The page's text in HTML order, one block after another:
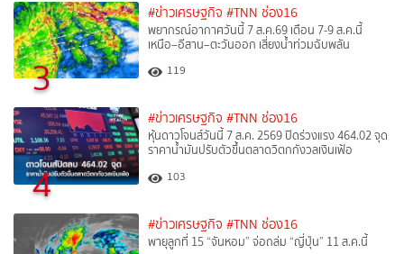
3
#ข่าวเศรษฐกิจ #TNN ช่อง16
พยากรณ์อากาศวันนี้ 7 ส.ค.69 เตือน 7-9 ส.ค.นี้
เหนือ–อีสาน–ตะวันออก เสี่ยงน้ำท่วมฉับพลัน
119
4
#ข่าวเศรษฐกิจ #TNN ช่อง16
หุ้นดาวโจนส์วันนี้ 7 ส.ค. 2569 ปิดร่วงแรง 464.02 จุด
ราคาน้ำมันปรับตัวขึ้นตลาดวิตกกังวลเงินเฟ้อ
103
#ข่าวเศรษฐกิจ #TNN ช่อง16
พายุลูกที่ 15 “จันหอม” จ่อถล่ม “ญี่ปุ่น” 11 ส.ค.นี้